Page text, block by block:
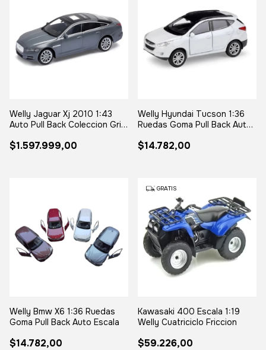
Welly Jaguar Xj 2010 1:43
Auto Pull Back Coleccion Gris
$1.597.999,00
Welly Hyundai Tucson 1:36
Ruedas Goma Pull Back Auto
$14.782,00
Welly Bmw X6 1:36 Ruedas
Goma Pull Back Auto Escala
$14.782,00
GRATIS
Kawasaki 400 Escala 1:19
Welly Cuatriciclo Friccion
$59.226,00